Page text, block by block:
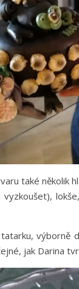
také několik
výborně
jak Darina